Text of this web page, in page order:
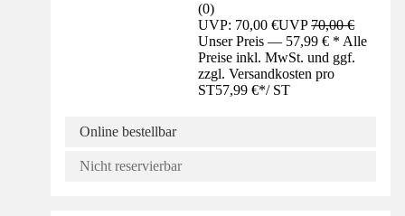
(0)
UVP: 70,00 €UVP70,00 €
Unser Preis — 57,99 € * Alle
Preise inkl. MwSt. und ggf.
zzgl. Versandkosten pro
ST57,99 €*/ ST
Online bestellbar
Nicht reservierbar